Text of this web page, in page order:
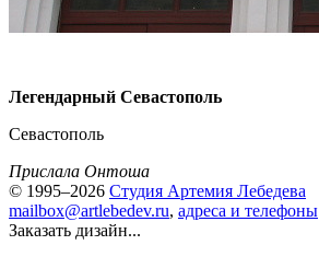
Легендарный Севастополь
Севастополь
Прислала Онтоша
© 1995–2026 Студия Артемия Лебедева
mailbox@artlebedev.ru, адреса и телефоны
Заказать дизайн...